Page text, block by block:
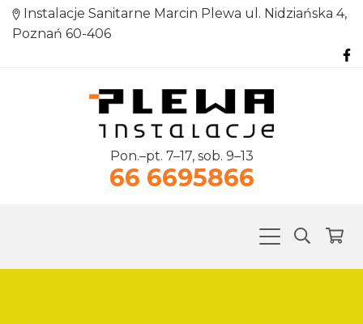
Instalacje Sanitarne Marcin Plewa ul. Nidziańska 4,
Poznań 60-406
Pon.–pt. 7–17, sob. 9–13
66 6695866